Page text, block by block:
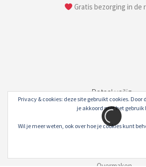
Gratis bezorging in de
Betaal veilig
Met Mollie, de veiligste en
betaaloplossing met de volgende
Privacy & cookies: deze site gebruikt cookies.
je akkoord met het gebruik
Wil je meer weten, ook over hoe je cookies kunt